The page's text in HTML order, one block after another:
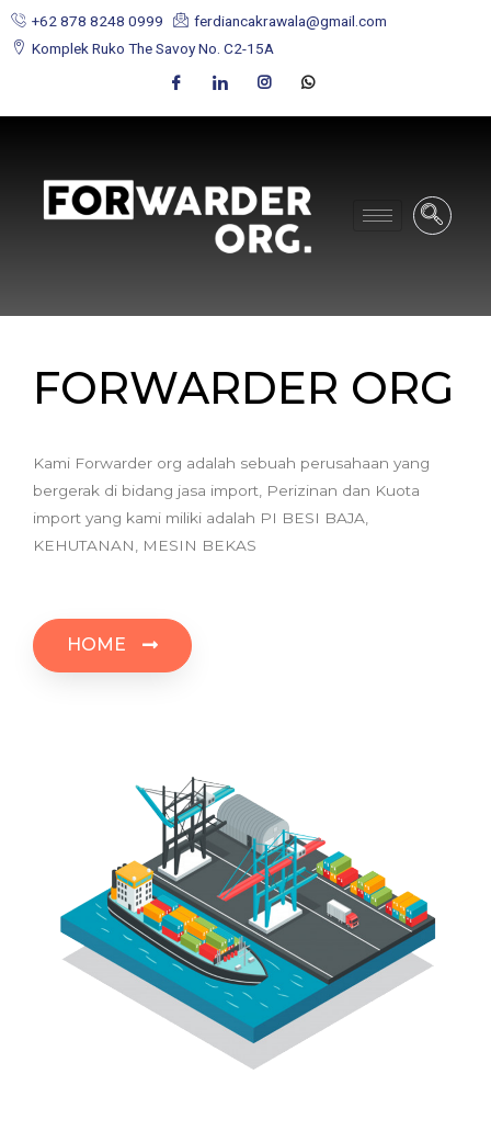
+62 878 8248 0999
ferdiancakrawala@gmail.com
Komplek Ruko The Savoy No. C2-15A
FORWARDER ORG
Kami Forwarder org adalah sebuah perusahaan yang
bergerak di bidang jasa import, Perizinan dan Kuota
import yang kami miliki adalah PI BESI BAJA,
KEHUTANAN, MESIN BEKAS
HOME